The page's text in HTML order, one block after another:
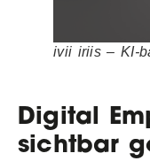
ivii iriis – KI-
Digital
sichtbar